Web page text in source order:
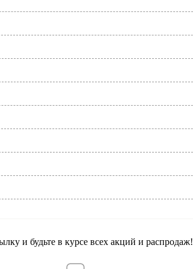
и будьте в курсе всех акций и распродаж!